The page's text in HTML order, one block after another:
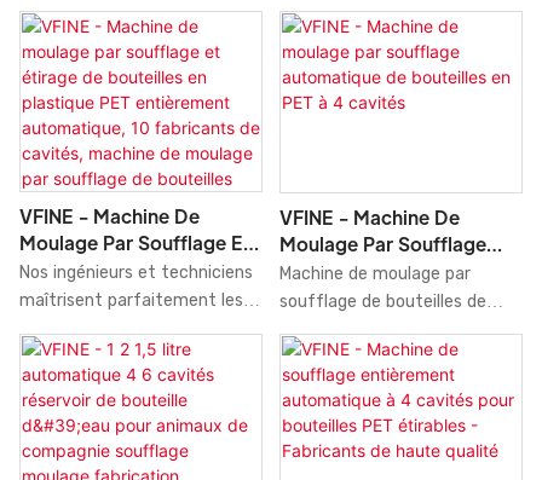
domaines tels que les
machines de moulage par
soufflage, ce produit est
largement utilisé et possède
Machine intègre une
technologie de soufflage-
étirage avancée en deux
étapes.
l'amélioration et au
développement des
technologies. Grâce à une
meilleure utilisation de ces
la machine de soufflage de
bouteilles en plastique PET de
20 000 bouteilles par heure
(fabrication chinoise) sont
garanties. Les recherches
approfondies menées sur ce
produit ont permis d'élargir
progressivement son champ
d'application. Aujourd'hui, il est
largement utilisé dans le
VFINE - Machine De
Moulage Par Soufflage Et
Étirage De Bouteilles En
Plastique PET Entièrement
Fabricants De Cavités,
Machine De Moulage Par
Soufflage De Bouteilles
D'eau Minérale / De
Boissons
Nos ingénieurs et techniciens
maîtrisent parfaitement les
dernières avancées
technologiques. Nous avons
adopté avec succès les
technologies les plus
récentes. Nos machines sont
particulièrement appréciées
VFINE - Machine De
Moulage Par Soufflage
Automatique De Bouteilles
En PET À 4 Cavités
Machine de moulage par
soufflage de bouteilles de
réservoir d'eau de préforme
en PET automatique à 4
cavités, fabricants de
machines de moulage par
soufflage de haute qualité en